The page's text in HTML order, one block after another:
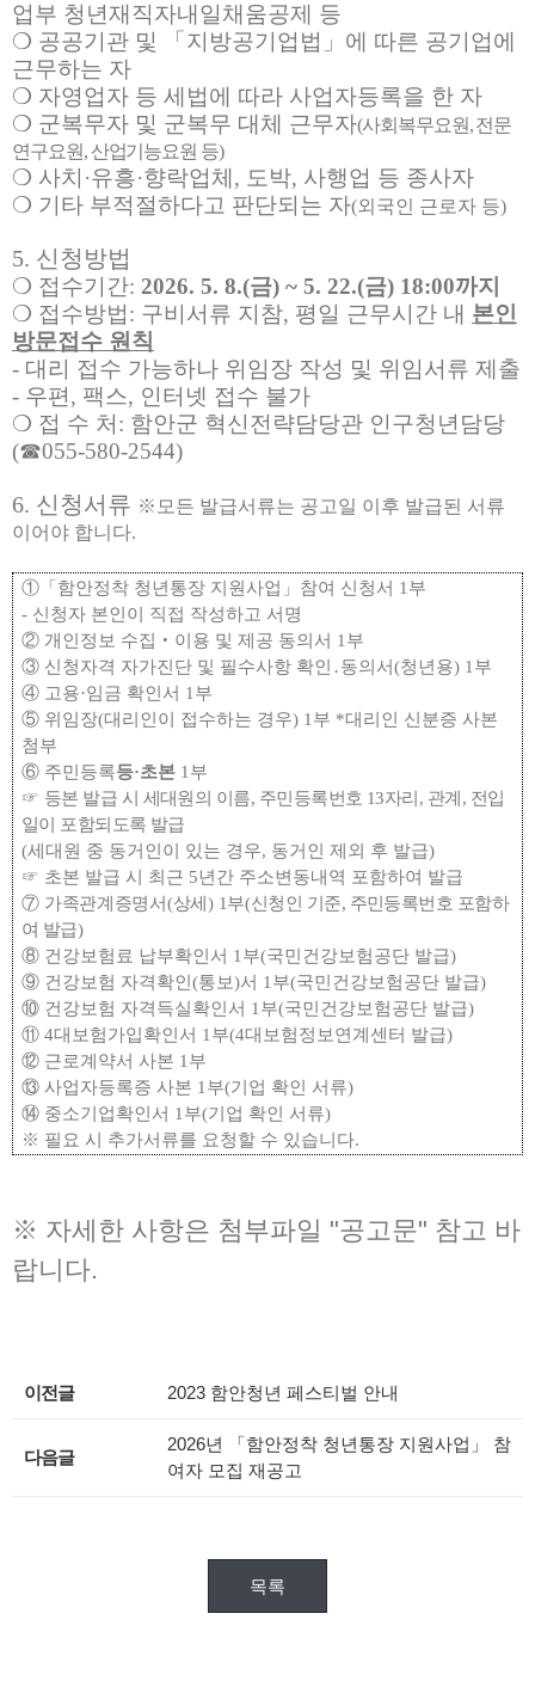
업부 청년재직자내일채움공제 등
❍ 공공기관 및 「 지방공기업법 」 에 따른 공기업에
근무하는 자
❍ 자영업자 등 세법에 따라 사업자등록을 한 자
❍ 군복무자 및 군복무 대체 근무자(사회복무요원,전문
연구요원, 산업기능요원 등)
❍ 사치 ·유흥·향락업체 , 도박, 사행업 등 종사자
❍ 기타 부적절하다고 판단되는 자(외국인 근로자 등)
5. 신청방법
❍ 접수기간: 2026. 5. 8.(금) ~ 5. 22.(금) 18:00까지
❍ 접수방법: 구비서류 지참, 평일 근무시간 내 본인
방문접수 원칙
- 대리 접수 가능하나 위임장 작성 및 위임서류 제출
- 우편 , 팩스, 인터넷 접수 불가
❍ 접 수 처 : 함안군 혁신전략담당관 인구청년담당
(☎055-580-2544)
6. 신청서류 ※ 모든 발급서류는 공고일 이후 발급된 서류
이어야 합니다.
①「 함안정착 청년통장 지원사업 」 참여 신청서 1 부
- 신청자 본인이 직접 작성하고 서명
② 개인정보 수집 ‧ 이용 및 제공 동의서 1 부
③ 신청자격 자가진단 및 필수사항 확인 ․동의서(청년용) 1 부
④ 고용·임금 확인서 1 부
⑤ 위임장(대리인이 접수하는 경우) 1 부 *대리인 신분증 사본
첨부
⑥ 주민등록등·초본 1 부
☞ 등본 발급 시 세대원의 이름, 주민등록번호 13자리 , 관계 , 전입
일이 포함되도록 발급
(세대원 중 동거인이 있는 경우, 동거인 제외 후 발급)
☞ 초본 발급 시 최근 5년간 주소변동내역 포함하여 발급
⑦ 가족관계증명서(상세) 1부(신청인 기준, 주민등록번호 포함하
여 발급)
⑧ 건강보험료 납부확인서 1 부(국민건강보험공단 발급)
⑨ 건강보험 자격확인 (통보)서 1 부(국민건강보험공단 발급)
⑩ 건강보험 자격득실확인서 1 부(국민건강보험공단 발급)
⑪ 4대보험가입확인서 1 부(4대보험정보연계센터 발급)
⑫ 근로계약서 사본 1 부
⑬ 사업자등록증 사본 1 부(기업 확인 서류)
⑭ 중소기업확인서 1 부(기업 확인 서류)
※ 필요 시 추가서류를 요청할 수 있습니다.
※ 자세한 사항은 첨부파일 "공고문" 참고 바
랍니다.
이전글 2023 함안청년 페스티벌 안내
다음글
2026년 「함안정착 청년통장 지원사업」 참
여자 모집 재공고
목록